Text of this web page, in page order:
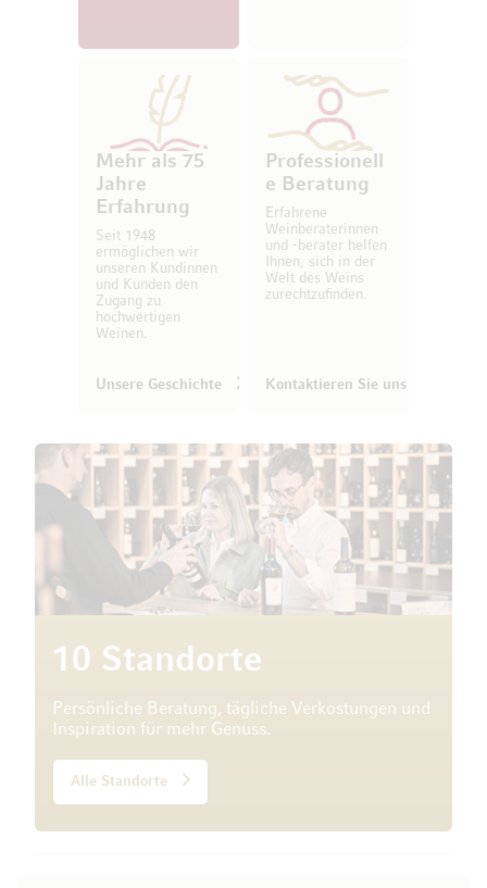
Mehr als 75
Jahre
Erfahrung
Seit 1948
ermöglichen wir
unseren Kundinnen
und Kunden den
Zugang zu
hochwertigen
Weinen.
Unsere Geschichte
Professionell
e Beratung
Erfahrene
Weinberaterinnen
und -berater helfen
Ihnen, sich in der
Welt des Weins
zurechtzufinden.
Kontaktieren Sie uns
10 Standorte
Persönliche Beratung, tägliche Verkostungen und
Inspiration für mehr Genuss.
Alle Standorte